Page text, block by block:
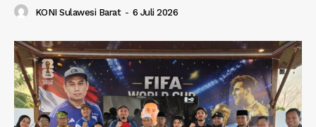
KONI Sulawesi Barat - 6 Juli 2026